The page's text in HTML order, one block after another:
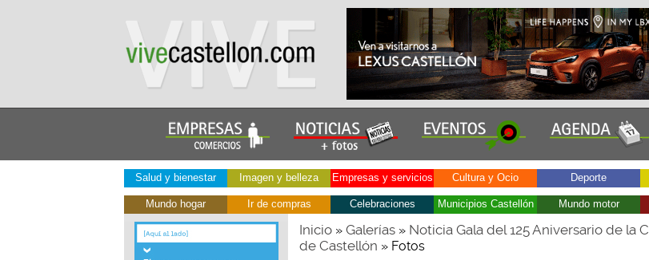
Salud y bienestar Imagen y belleza Empresas y servicios Cultura y Ocio Deporte
Mundo hogar Ir de compras Celebraciones Municipios Castellón Mundo motor
Inicio» Galerías» Noticia Gala del 125 Aniversario de la
de Castellón » Fotos